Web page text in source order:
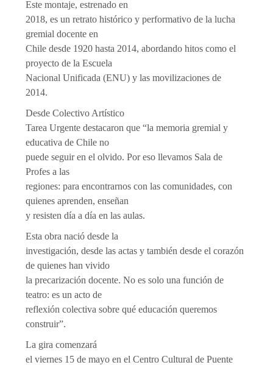
Este montaje, estrenado en
2018, es un retrato histórico y performativo de la lucha
gremial docente en
Chile desde 1920 hasta 2014, abordando hitos como el
proyecto de la Escuela
Nacional Unificada (ENU) y las movilizaciones de
2014.
Desde Colectivo Artístico
Tarea Urgente destacaron que “la memoria gremial y
educativa de Chile no
puede seguir en el olvido. Por eso llevamos Sala de
Profes a las
regiones: para encontrarnos con las comunidades, con
quienes aprenden, enseñan
y resisten día a día en las aulas.
Esta obra nació desde la
investigación, desde las actas y también desde el corazón
de quienes han vivido
la precarización docente. No es solo una función de
teatro: es un acto de
reflexión colectiva sobre qué educación queremos
construir”.
La gira comenzará
el viernes 15 de mayo en el Centro Cultural de Puente